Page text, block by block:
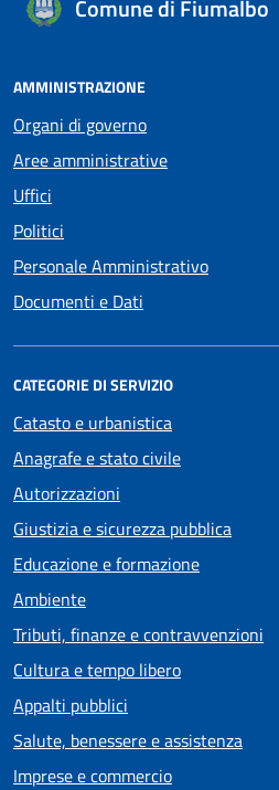
Comune di Fiumalbo
AMMINISTRAZIONE
Organi di governo
Aree amministrative
Uffici
Politici
Personale Amministrativo
Documenti e Dati
CATEGORIE DI SERVIZIO
Catasto e urbanistica
Anagrafe e stato civile
Autorizzazioni
Giustizia e sicurezza pubblica
Educazione e formazione
Ambiente
Tributi, finanze e contravvenzioni
Cultura e tempo libero
Appalti pubblici
Salute, benessere e assistenza
Imprese e commercio